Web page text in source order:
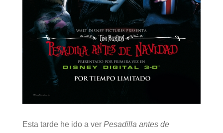
Esta tarde he ido a ver Pesadilla antes de